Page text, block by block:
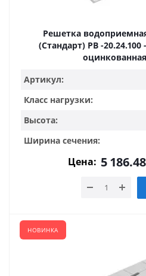
Решетка
(Стандарт) РВ -20.24.100
Артикул:
Класс нагрузки:
Высота:
Ширина сечения:
Цена: 5 186.48
НОВИНКА